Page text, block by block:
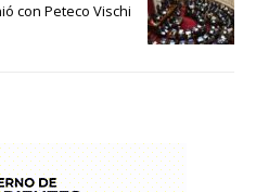
con Peteco Vischi